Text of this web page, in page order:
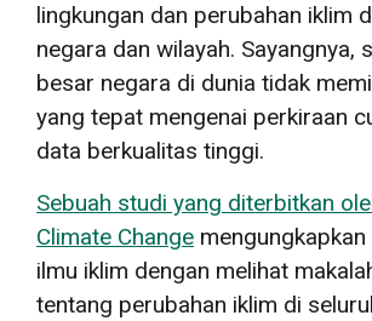
lingkungan dan perubahan iklim
negara dan wilayah. Sayangnya,
besar negara di dunia tidak
yang tepat mengenai perkiraan
data berkualitas tinggi.
Sebuah studi yang diterbitkan
Climate Change
ilmu iklim dengan melihat
tentang perubahan iklim di